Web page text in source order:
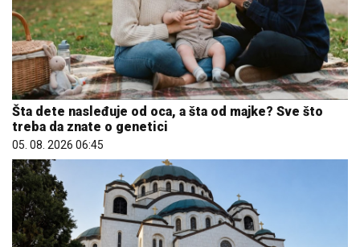
Šta dete nasleđuje od oca, a šta od majke? Sve što
treba da znate o genetici
05. 08. 2026 06:45